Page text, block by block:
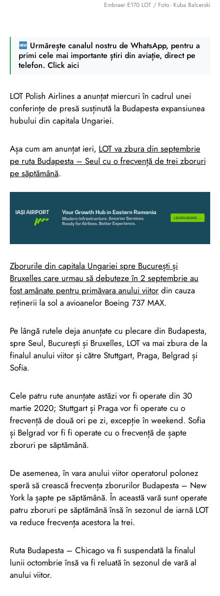
Embraer E170 LOT / Foto: Kuba Balcerski
Urmărește canalul nostru de WhatsApp, pentru a
primi cele mai importante știri din aviație, direct pe
telefon. Click aici
LOT Polish Airlines a anunțat miercuri în cadrul unei
conferințe de presă susținută la Budapesta expansiunea
hubului din capitala Ungariei.
Așa cum am anunțat ieri, LOT va zbura din septembrie
pe ruta Budapesta – Seul cu o frecvență de trei zboruri
pe săptămână.
Zborurile din capitala Ungariei spre București și
Bruxelles care urmau să debuteze în 2 septembrie au
fost amânate pentru primăvara anului viitor din cauza
reținerii la sol a avioanelor Boeing 737 MAX.
Pe lângă rutele deja anunțate cu plecare din Budapesta,
spre Seul, București și Bruxelles, LOT va mai zbura de la
finalul anului viitor și către Stuttgart, Praga, Belgrad și
Sofia.
Cele patru rute anunțate astăzi vor fi operate din 30
martie 2020; Stuttgart și Praga vor fi operate cu o
frecvență de două ori pe zi, excepție în weekend. Sofia
și Belgrad vor fi fi operate cu o frecvență de șapte
zboruri pe săptămână.
De asemenea, în vara anului viitor operatorul polonez
speră să crească frecvența zborurilor Budapesta – New
York la șapte pe săptămână. În această vară sunt operate
patru zboruri pe săptămână însă în sezonul de iarnă LOT
va reduce frecvența acestora la trei.
Ruta Budapesta – Chicago va fi suspendată la finalul
lunii octombrie însă va fi reluată în sezonul de vară al
anului viitor.